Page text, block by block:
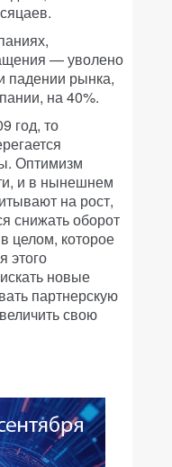
— уволено
падении рынка,
на 40%.
год, то
Оптимизм
и в нынешнем
на рост,
снижать оборот
целом, которое
этого
новые
партнерскую
свою